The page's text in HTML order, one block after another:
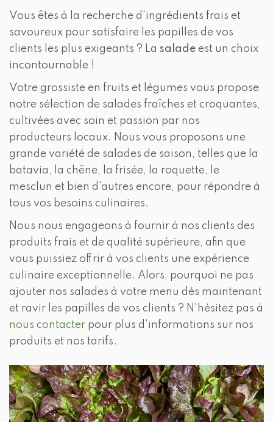
Vous êtes à la recherche d'ingrédients frais et
savoureux pour satisfaire les papilles de vos
clients les plus exigeants ? La salade est un choix
incontournable !
Votre grossiste en fruits et légumes vous propose
notre sélection de salades fraîches et croquantes,
cultivées avec soin et passion par nos
producteurs locaux. Nous vous proposons une
grande variété de salades de saison, telles que la
batavia, la chêne, la frisée, la roquette, le
mesclun et bien d'autres encore, pour répondre à
tous vos besoins culinaires.
Nous nous engageons à fournir à nos clients des
produits frais et de qualité supérieure, afin que
vous puissiez offrir à vos clients une expérience
culinaire exceptionnelle. Alors, pourquoi ne pas
ajouter nos salades à votre menu dès maintenant
et ravir les papilles de vos clients ? N'hésitez pas à
nous contacter pour plus d'informations sur nos
produits et nos tarifs.